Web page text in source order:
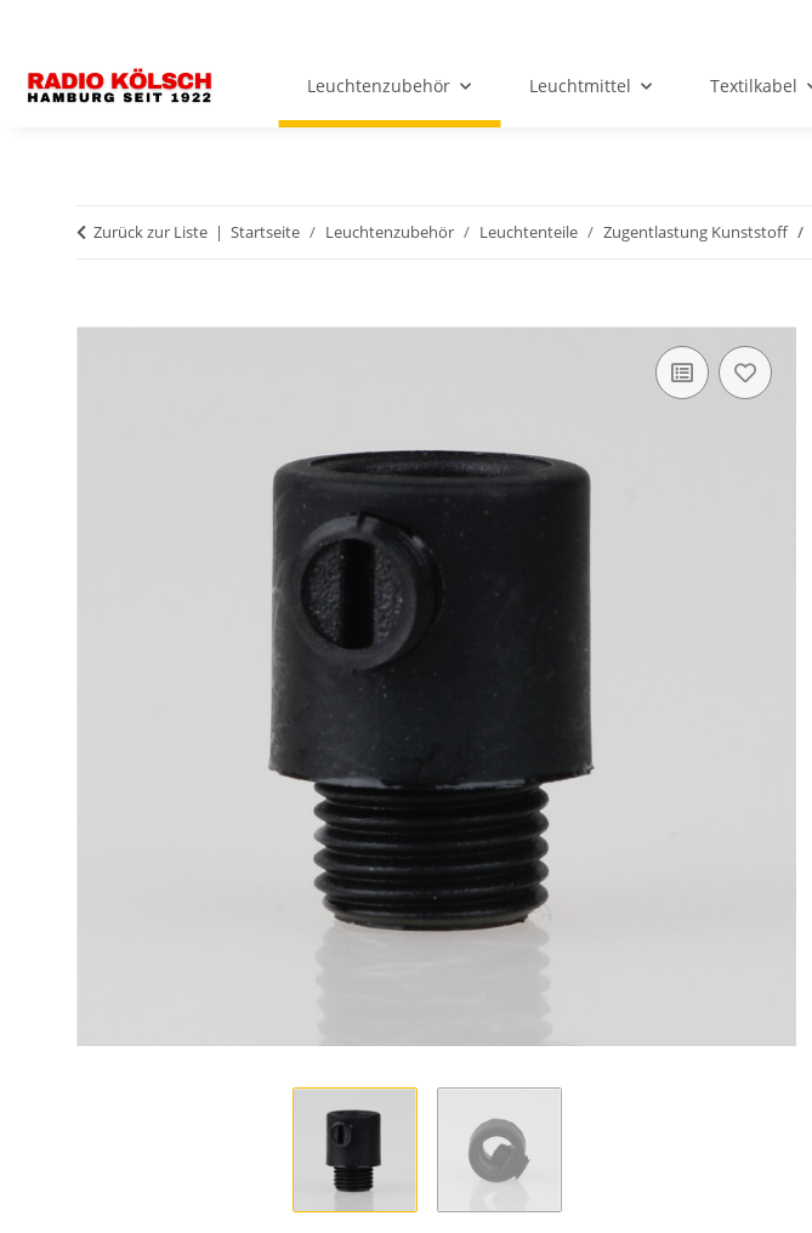
Leuchtenzubehör Leuchtmittel Textilkabel
Zurück zur Liste Startseite Leuchtenzubehör Leuchtenteile Zugentlastung Kunststoff